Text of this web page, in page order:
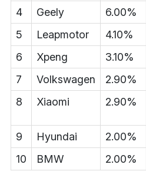
4 Geely 6.00%
5
Leapmotor 4.10%
6
Xpeng 3.10%
7
Volkswagen 2.90%
8
Xiaomi 2.90%
9 Hyundai 2.00%
10
BMW 2.00%